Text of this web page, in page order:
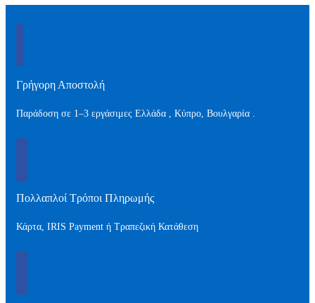
Γρήγορη Αποστολή
Παράδοση σε 1–3 εργάσιμες Ελλάδα , Kύπρο, Βουλγαρία .
Πολλαπλοί Τρόποι Πληρωμής
Κάρτα, IRIS Payment ή Τραπεζική Κατάθεση